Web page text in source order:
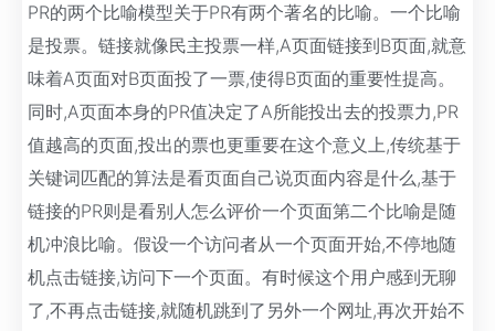
PR的两个比喻模型关于PR有两个著名的比喻。一个比喻
是投票。链接就像民主投票一样,A页面链接到B页面,就意
味着A页面对B页面投了一票,使得B页面的重要性提高。
同时,A页面本身的PR值决定了A所能投出去的投票力,PR
值越高的页面,投出的票也更重要在这个意义上,传统基于
关键词匹配的算法是看页面自己说页面内容是什么,基于
链接的PR则是看别人怎么评价一个页面第二个比喻是随
机冲浪比喻。假设一个访问者从一个页面开始,不停地随
机点击链接,访问下一个页面。有时候这个用户感到无聊
了,不再点击链接,就随机跳到了另外一个网址,再次开始不